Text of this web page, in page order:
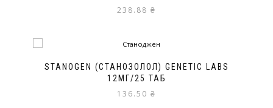
238.88 ₴
STANOGEN (СТАНОЗОЛОЛ) GENETIC LABS
12МГ/25 ТАБ
136.50 ₴